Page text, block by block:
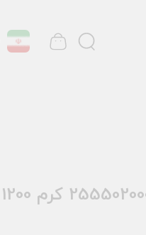
فرش ماشینی فرانسه طرح 2555020004 کرم 1200